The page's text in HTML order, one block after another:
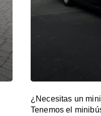
¿Necesitas un
Tenemos el